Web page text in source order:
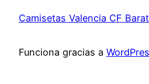
Camisetas Valencia CF
Funciona gracias a